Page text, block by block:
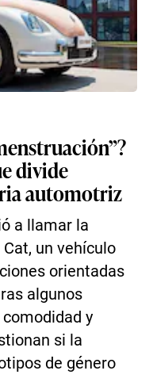
divide
automotriz
a llamar la
un vehículo
orientadas
algunos
y
si la
de género